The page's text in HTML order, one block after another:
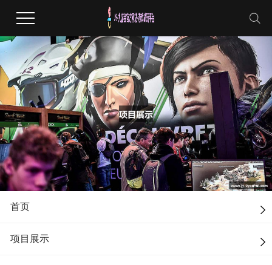
首页
项目展示